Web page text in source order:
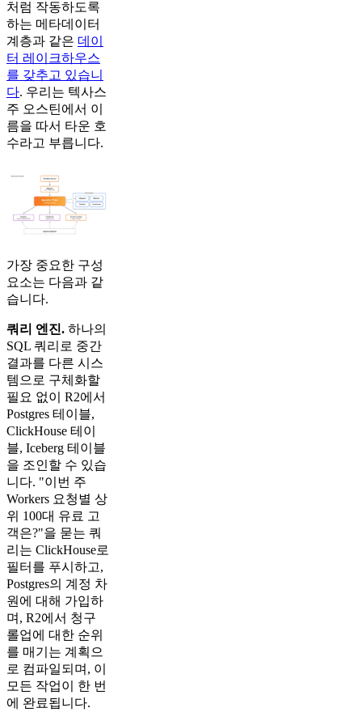
처럼 작동하도록
하는 메타데이터
계층과 같은 데이
터 레이크하우스
를 갖추고 있습니
다. 우리는 텍사스
주 오스틴에서 이
름을 따서 타운 호
수라고 부릅니다.
가장 중요한 구성
요소는 다음과 같
습니다.
쿼리 엔진. 하나의
SQL 쿼리로 중간
결과를 다른 시스
템으로 구체화할
필요 없이 R2에서
Postgres 테이블,
ClickHouse 테이
블, Iceberg 테이블
을 조인할 수 있습
니다. "이번 주
Workers 요청별 상
위 100대 유료 고
객은?"을 묻는 쿼
리는 ClickHouse로
필터를 푸시하고,
Postgres의 계정 차
원에 대해 가입하
며, R2에서 청구
롤업에 대한 순위
를 매기는 계획으
로 컴파일되며, 이
모든 작업이 한 번
에 완료됩니다.